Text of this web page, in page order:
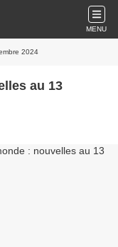
MENU
2024
au 13